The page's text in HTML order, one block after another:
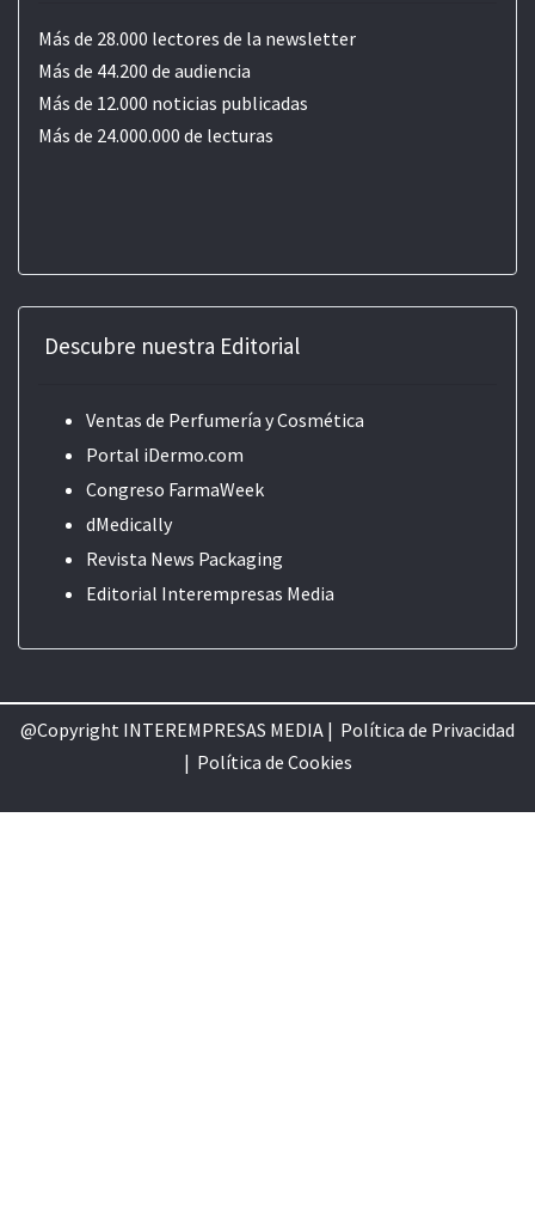
Más de 28.000 lectores de la newsletter
Más de 44.200 de audiencia
Más de 12.000 noticias publicadas
Más de 24.000.000 de lecturas
Descubre nuestra Editorial
Ventas de Perfumería y Cosmética
Portal iDermo.com
Congreso FarmaWeek
dMedically
Revista News Packaging
Editorial Interempresas Media
@Copyright INTEREMPRESAS MEDIA | Política de Privacidad
| Política de Cookies